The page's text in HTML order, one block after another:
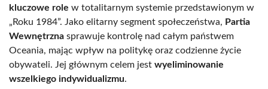
kluczowe role w totalitarnym systemie przedstawionym w
„Roku 1984”. Jako elitarny segment społeczeństwa, Partia
Wewnętrzna sprawuje kontrolę nad całym państwem
Oceania, mając wpływ na politykę oraz codzienne życie
obywateli. Jej głównym celem jest wyeliminowanie
wszelkiego indywidualizmu.